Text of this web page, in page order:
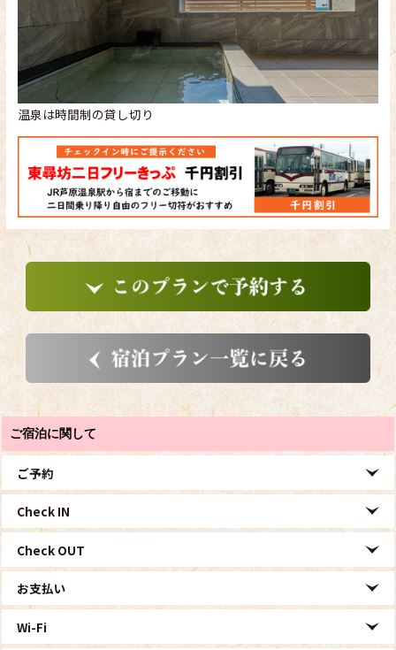
温泉は時間制の貸し切り
ご宿泊に関して
ご予約
Check IN
Check OUT
お支払い
Wi-Fi